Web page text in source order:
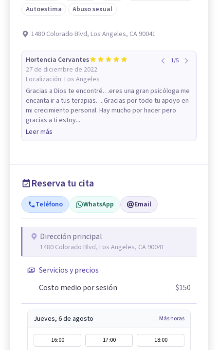
Autoestima
Abuso sexual
1480 Colorado Blvd, Los Angeles, CA 90041
Hortencia Cervantes
27 de diciembre de 2022
Localización: Los Angeles
1/5
Gracias a Dios te encontré…eres una gran psicóloga me
encanta ir a tus terapias….Gracias por todo tu apoyo en
mi crecimiento personal. Hay mucho por hacer pero
gracias a ti estoy...
Leer más
Reserva tu cita
Teléfono WhatsApp Email
Dirección principal
1480 Colorado Blvd, Los Angeles, CA 90041
Servicios y precios
Costo medio por sesión
$150
Jueves, 6 de agosto Más horas
16:00 17:00 18:00